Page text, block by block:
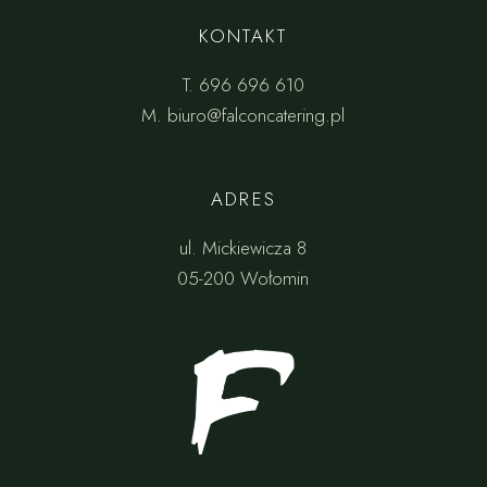
KONTAKT
T. 696 696 610
M. biuro@falconcatering.pl
ADRES
ul. Mickiewicza 8
05-200 Wołomin